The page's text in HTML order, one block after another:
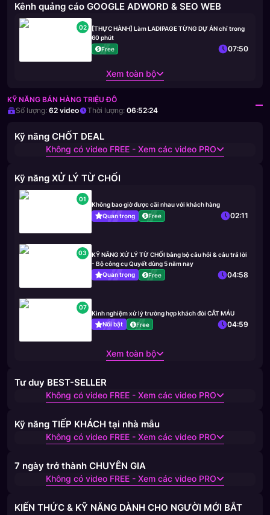
Kênh quảng cáo GOOGLE ADWORD & SEO WEB
02
[THỰC HÀNH] Làm LADIPAGE TỪNG DỰ ÁN chỉ trong
60 phút
Free
07:50
Xem toàn bộ
KỸ NĂNG BÁN HÀNG TRIỆU ĐÔ
Số lượng: 62 video Thời lượng: 06:52:24
Kỹ năng CHỐT DEAL
Không có video FREE - Xem các video PRO
Kỹ năng XỬ LÝ TỪ CHỐI
01
Không bao giờ được cãi nhau với khách hàng
Quan trọng
Free 02:11
03
KỸ NĂNG XỬ LÝ TỪ CHỐI bằng bộ câu hỏi & câu trả lời
- Bộ công cụ Quyết dùng 5 năm nay
Quan trọng
Free 04:58
07
Kinh nghiệm xử lý trường hợp khách đòi CẮT MÁU
Nổi bật
Free 04:59
Xem toàn bộ
Tư duy BEST-SELLER
Không có video FREE - Xem các video PRO
Kỹ năng TIẾP KHÁCH tại nhà mẫu
Không có video FREE - Xem các video PRO
7 ngày trở thành CHUYÊN GIA
Không có video FREE - Xem các video PRO
KIẾN THỨC & KỸ NĂNG DÀNH CHO NGƯỜI MỚI BẮT